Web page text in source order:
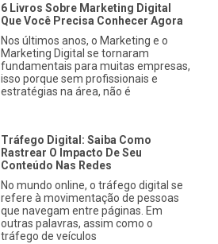
6 Livros Sobre Marketing Digital
Que Você Precisa Conhecer Agora
Nos últimos anos, o Marketing e o
Marketing Digital se tornaram
fundamentais para muitas empresas,
isso porque sem profissionais e
estratégias na área, não é
Tráfego Digital: Saiba Como
Rastrear O Impacto De Seu
Conteúdo Nas Redes
No mundo online, o tráfego digital se
refere à movimentação de pessoas
que navegam entre páginas. Em
outras palavras, assim como o
tráfego de veículos